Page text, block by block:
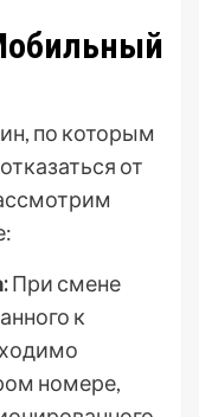
по которым
от
При смене
к
номере,